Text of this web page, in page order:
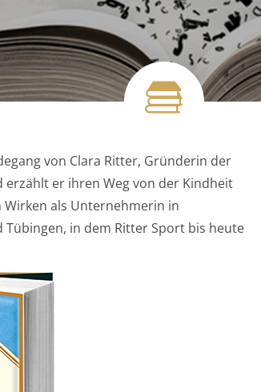
von Clara Ritter, Gründerin der
er ihren Weg von der Kindheit
Wirken als Unternehmerin in
in dem Ritter Sport bis heute